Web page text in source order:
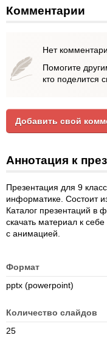
Комментарии
Нет
Помогите
кто поделится
Добавить свой
Аннотация к
Презентация для 9
информатике. Состоит
Каталог презентаций в
скачать материал к
с анимацией.
Формат
pptx (powerpoint)
Количество слайдов
25